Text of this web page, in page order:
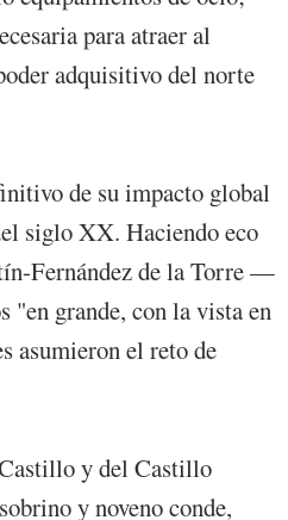
para atraer al
adquisitivo del norte
de su impacto global
siglo XX. Haciendo eco
Fernández de la Torre —
"en grande, con la vista en
asumieron el reto de
y del Castillo
y noveno conde,